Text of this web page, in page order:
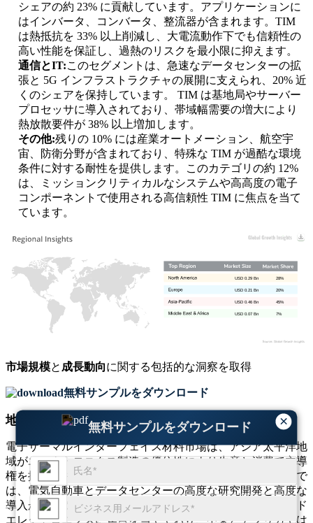
×
無料サンプルをダウンロード
シェアの約 23% に貢献しています。アプリケーションに
はインバータ、コンバータ、整流器が含まれます。TIM
は熱抵抗を 33% 以上削減し、大電流動作下でも信頼性の
高い性能を保証し、過熱のリスクを最小限に抑えます。
通信とIT:このセグメントは、急速なデータセンターの拡
張と 5G インフラストラクチャの展開に支えられ、20% 近
くのシェアを保持しています。 TIM は基地局やサーバー
プロセッサに導入されており、帯域幅需要の増大により
熱放散要件が 38% 以上増加します。
その他:残りの 10% には産業オートメーション、航空宇
宙、防衛分野が含まれており、特殊な TIM が過酷な環境
条件に対する耐性を提供します。このカテゴリの約 12%
は、ミッションクリティカルなシステムや高高度の電子
コンポーネントで使用される高信頼性 TIM に焦点を当て
ています。
7%
USD 0.07 Bn
45%
USD 0.46 Bn
20%
USD 0.21 Bn
28%
USD 0.29 Bn
市場規模と 成長動向に関する包括的な洞察を取得
無料サンプルをダウンロード
地域別の見通し
電子サーマルインターフェイス材料市場は、アジア太平洋地
域がエレクトロニクス製造の優位性により生産と消費で主導
権を握っており、強力な地域差別化を示しています。北米で
は、電気自動車とデータセンターの高度な研究開発と高度な
導入が続いています。ヨーロッパは持続可能性とハイエンド
エレクトロニクスに焦点を当てており、中東とアフリカでは